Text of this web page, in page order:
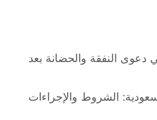
في دعوى النفقة والحضانة بعد
الشروط والإجراءات